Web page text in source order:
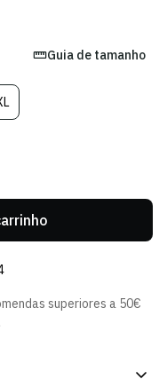
Guia de tamanho
superiores a 50€